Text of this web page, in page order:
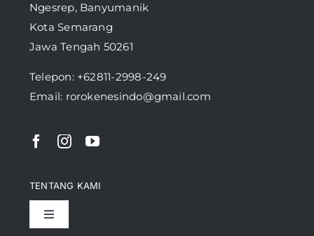
Ngesrep, Banyumanik
Kota Semarang
Jawa Tengah 50261
Telepon: +62811-2998-249
Email: rorokenesindo@gmail.com
TENTANG KAMI
Toggle